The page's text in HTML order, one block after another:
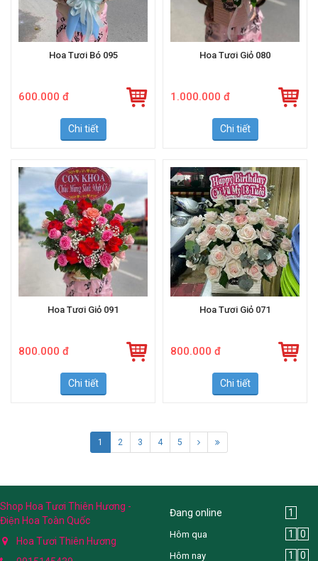
Chi tiết Chi tiết
Chi tiết Chi tiết
2 3 4 5
Shop Hoa Tươi Thiên Hương -
Điện Hoa Toàn Quốc
Hoa Tươi Thiên Hương
Đang online 1
Hôm qua 1 0